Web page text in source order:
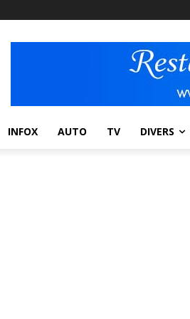
INFOX AUTO TV DIVERS